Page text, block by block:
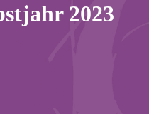
2023